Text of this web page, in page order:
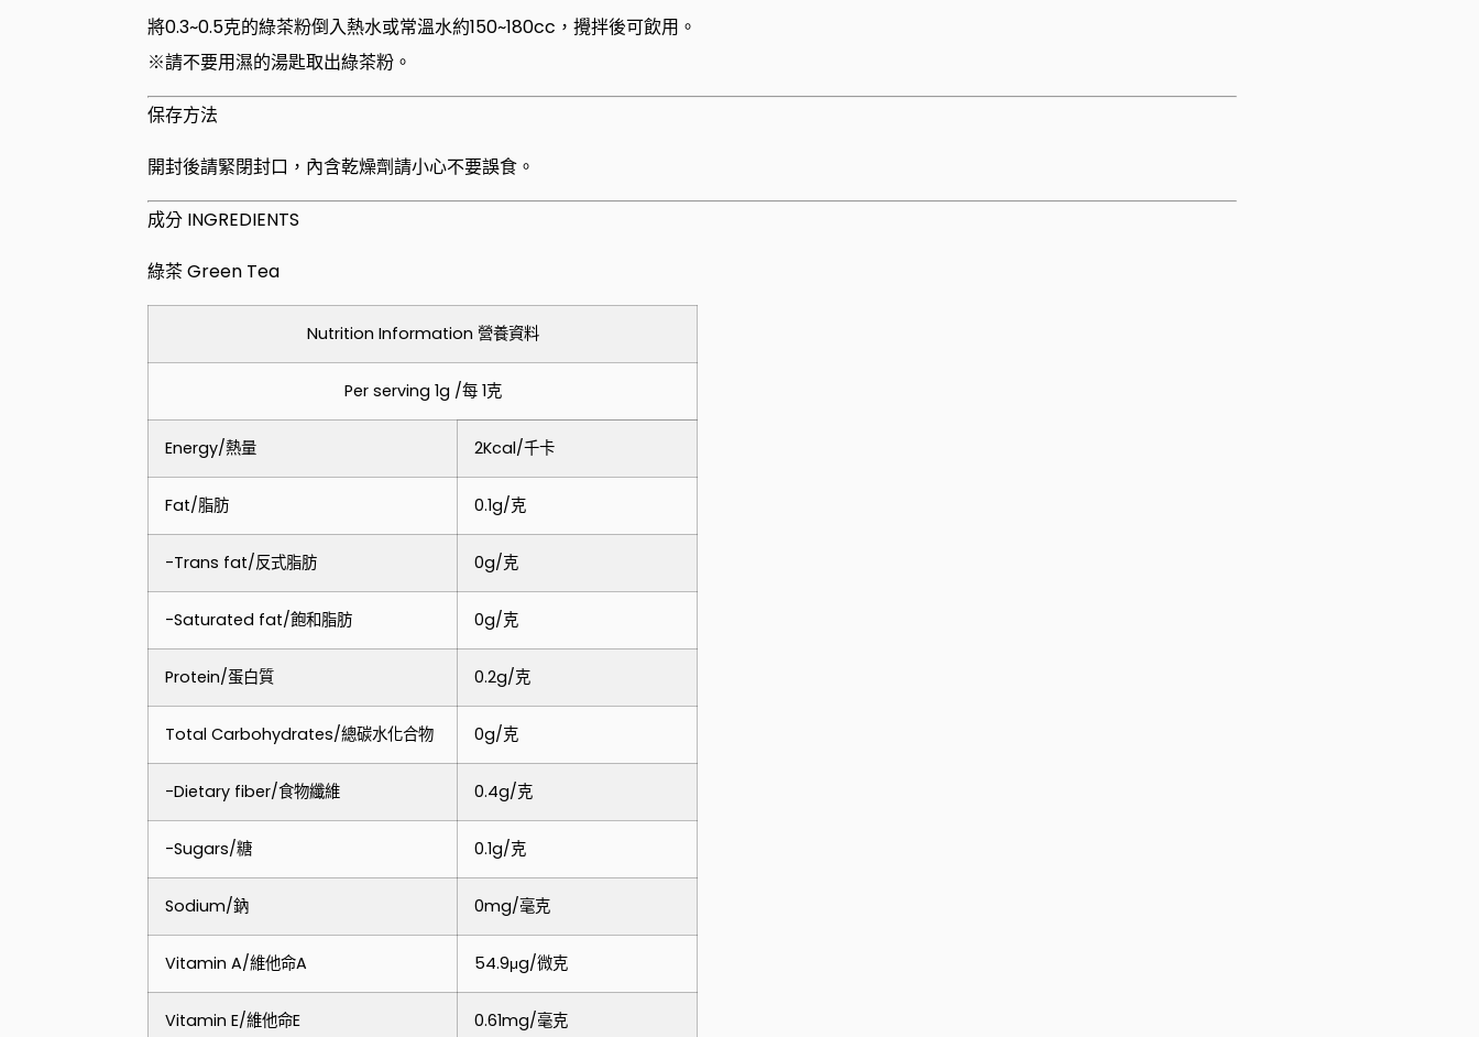
將0.3~0.5克的綠茶粉倒入熱水或常溫水約150~180cc，攪拌後可飲用。
※請不要用濕的湯匙取出綠茶粉。
保存方法
開封後請緊閉封口，內含乾燥劑請小心不要誤食。
成分 INGREDIENTS
綠茶 Green Tea
Nutrition Information 營養資料
Per serving 1g /每 1克
Energy/熱量 2Kcal/千卡
Fat/脂肪 0.1g/克
-Trans fat/反式脂肪 0g/克
-Saturated fat/飽和脂肪 0g/克
Protein/蛋白質 0.2g/克
Total Carbohydrates/總碳水化合物 0g/克
-Dietary fiber/食物纖維 0.4g/克
-Sugars/糖 0.1g/克
Sodium/鈉 0mg/毫克
Vitamin A/維他命A 54.9μg/微克
Vitamin E/維他命E 0.61mg/毫克